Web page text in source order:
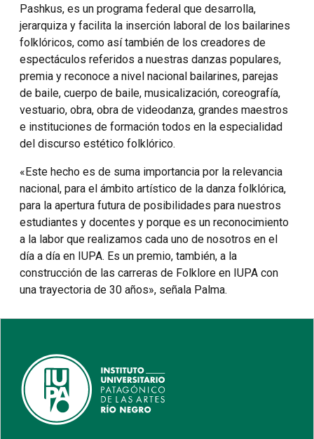
Pashkus, es un programa federal que desarrolla,
jerarquiza y facilita la inserción laboral de los bailarines
folklóricos, como así también de los creadores de
espectáculos referidos a nuestras danzas populares,
premia y reconoce a nivel nacional bailarines, parejas
de baile, cuerpo de baile, musicalización, coreografía,
vestuario, obra, obra de videodanza, grandes maestros
e instituciones de formación todos en la especialidad
del discurso estético folklórico.
«Este hecho es de suma importancia por la relevancia
nacional, para el ámbito artístico de la danza folklórica,
para la apertura futura de posibilidades para nuestros
estudiantes y docentes y porque es un reconocimiento
a la labor que realizamos cada uno de nosotros en el
día a día en IUPA. Es un premio, también, a la
construcción de las carreras de Folklore en IUPA con
una trayectoria de 30 años», señala Palma.